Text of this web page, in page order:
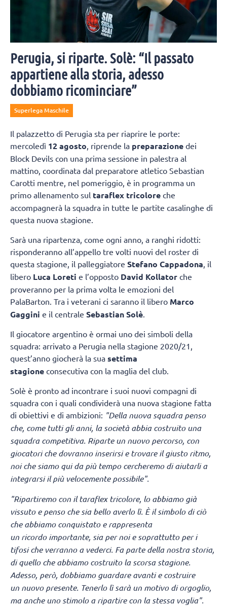
Perugia, si riparte. Solè: “Il passato
appartiene alla storia, adesso
dobbiamo ricominciare”
Superlega Maschile
Il palazzetto di Perugia sta per riaprire le porte:
mercoledì 12 agosto, riprende la preparazione dei
Block Devils con una prima sessione in palestra al
mattino, coordinata dal preparatore atletico Sebastian
Carotti mentre, nel pomeriggio, è in programma un
primo allenamento sul taraflex tricolore che
accompagnerà la squadra in tutte le partite casalinghe di
questa nuova stagione.
Sarà una ripartenza, come ogni anno, a ranghi ridotti:
risponderanno all’appello tre volti nuovi del roster di
questa stagione, il palleggiatore Stefano Cappadona , il
libero Luca Loreti e l’opposto David Kollator che
proveranno per la prima volta le emozioni del
PalaBarton. Tra i veterani ci saranno il libero Marco
Gaggini e il centrale Sebastian Solè
Il giocatore argentino è ormai uno dei simboli della
squadra: arrivato a Perugia nella stagione 2020/21,
quest’anno giocherà la sua settima
stagione consecutiva con la maglia del club.
Solè è pronto ad incontrare i suoi nuovi compagni di
squadra con i quali condividerà una nuova stagione fatta
di obiettivi e di ambizioni: "Della nuova squadra penso
che, come tutti gli anni, la società abbia costruito una
squadra competitiva. Riparte un nuovo percorso, con
giocatori che dovranno inserirsi e trovare il giusto ritmo,
noi che siamo qui da più tempo cercheremo di aiutarli a
integrarsi il più velocemente possibile".
"Ripartiremo con il taraflex tricolore, lo abbiamo già
vissuto e penso che sia bello averlo lì. È il simbolo di ciò
che abbiamo conquistato e rappresenta
un ricordo importante, sia per noi e soprattutto per i
tifosi che verranno a vederci. Fa parte della nostra storia,
di quello che abbiamo costruito la scorsa stagione.
Adesso, però, dobbiamo guardare avanti e costruire
un nuovo presente. Tenerlo lì sarà un motivo di orgoglio,
ma anche uno stimolo a ripartire con la stessa voglia".